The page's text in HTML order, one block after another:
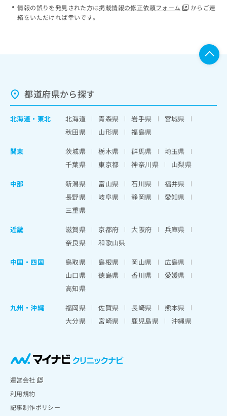
情報の誤りを発見された方は掲載情報の修正依頼フォーム
からご連
絡をいただければ幸いです。
都道府県から探す
北海道 ・ 東北 北海道 青森県 岩手県
宮城県
秋田県
山形県
福島県
関東
茨城県 栃木県 群馬県
埼玉県
千葉県
東京都 神奈川県
山梨県
中部
新潟県 富山県 石川県
福井県
長野県
岐阜県 静岡県
愛知県
三重県
近畿
滋賀県 京都府 大阪府
兵庫県
奈良県
和歌山県
中国・四国
鳥取県 島根県 岡山県
広島県
山口県
徳島県 香川県
愛媛県
高知県
九州・沖縄
福岡県 佐賀県 長崎県
熊本県
大分県
宮崎県 鹿児島県 沖縄県
運営会社
利用規約
記事制作ポリシー